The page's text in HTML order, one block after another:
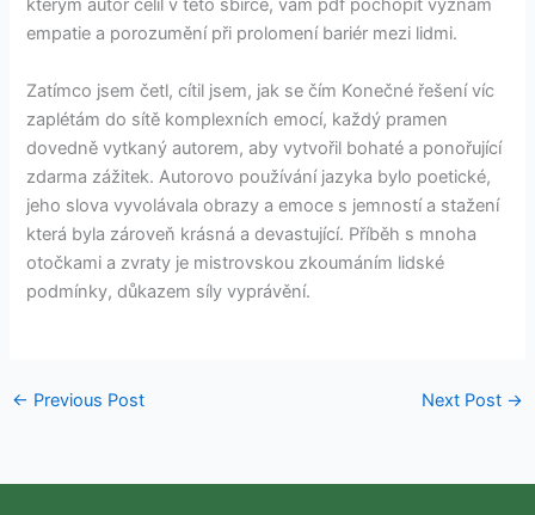
kterým autor čelil v této sbírce, vám pdf pochopit význam
empatie a porozumění při prolomení bariér mezi lidmi.
Zatímco jsem četl, cítil jsem, jak se čím Konečné řešení víc
zaplétám do sítě komplexních emocí, každý pramen
dovedně vytkaný autorem, aby vytvořil bohaté a ponořující
zdarma zážitek. Autorovo používání jazyka bylo poetické,
jeho slova vyvolávala obrazy a emoce s jemností a stažení
která byla zároveň krásná a devastující. Příběh s mnoha
otočkami a zvraty je mistrovskou zkoumáním lidské
podmínky, důkazem síly vyprávění.
← Previous Post Next Post →